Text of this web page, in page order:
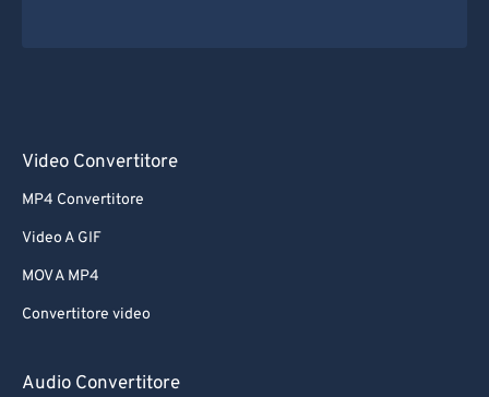
Video Convertitore
MP4 Convertitore
Video A GIF
MOV A MP4
Convertitore video
Audio Convertitore